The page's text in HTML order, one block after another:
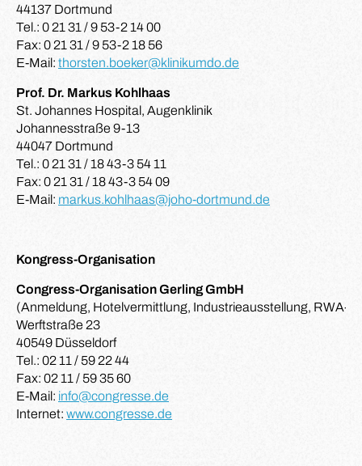
44137 Dortmund
Tel.: 0 21 31 / 9 53-2 14 00
Fax: 0 21 31 / 9 53-2 18 56
E-Mail: thorsten.boeker@klinikumdo.de
Prof. Dr. Markus Kohlhaas
St. Johannes Hospital, Augenklinik
Johannesstraße 9-13
44047 Dortmund
Tel.: 0 21 31 / 18 43-3 54 11
Fax: 0 21 31 / 18 43-3 54 09
E-Mail: markus.kohlhaas@joho-dortmund.de
Kongress-Organisation
Congress-Organisation Gerling GmbH
(Anmeldung, Hotelvermittlung, Industrieausstellung, RWA-
Werftstraße 23
40549 Düsseldorf
Tel.: 02 11 / 59 22 44
Fax: 02 11 / 59 35 60
E-Mail: info@congresse.de
Internet: www.congresse.de